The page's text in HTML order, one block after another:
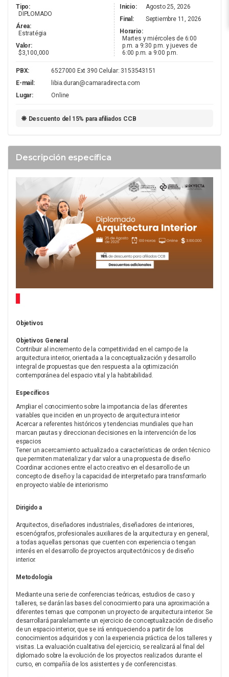
Tipo:
DIPLOMADO
Área:
Estratégia
Valor:
$3,100,000
Inicio:
Agosto 25, 2026
Final:
Septiembre 11, 2026
Horario:
Martes y miércoles de 6:00
p.m. a 9:30 p.m. y jueves de
6:00 p.m. a 9:00 p.m.
PBX:
6527000 Ext 390 Celular: 3153543151
E-mail:
libia.duran@camaradirecta.com
Lugar:
Online
Descuento del 15% para afiliados CCB
Descripción específica
Objetivos
Objetivos General
Contribuir al incremento de la competitividad en el campo de la
arquitectura interior, orientada a la conceptualización y desarrollo
integral de propuestas que den respuesta a la optimización
contemporánea del espacio vital y la habitabilidad.
Específicos
Ampliar el conocimiento sobre la importancia de las diferentes
variables que inciden en un proyecto de arquitectura interior
Acercar a referentes históricos y tendencias mundiales que han
marcan pautas y direccionan decisiones en la intervención de los
espacios
Tener un acercamiento actualizado a características de orden técnico
que permiten materializar y dar valor a una propuesta de diseño
Coordinar acciones entre el acto creativo en el desarrollo de un
concepto de diseño y la capacidad de interpretarlo para transformarlo
en proyecto viable de interiorismo
Dirigido a
Arquitectos, diseñadores industriales, diseñadores de interiores,
escenógrafos, profesionales auxiliares de la arquitectura y en general,
a todas aquellas personas que cuenten con experiencia o tengan
interés en el desarrollo de proyectos arquitectónicos y de diseño
interior.
Metodología
Mediante una serie de conferencias teóricas, estudios de caso y
talleres, se darán las bases del conocimiento para una aproximación a
diferentes temas que componen un proyecto de arquitectura interior. Se
desarrollará paralelamente un ejercicio de conceptualización de diseño
de un espacio interior, que se irá enriqueciendo a partir de los
conocimientos adquiridos y con la experiencia práctica de los talleres y
visitas. La evaluación cualitativa del ejercicio, se realizará al final del
diplomado sobre la evolución de los proyectos realizados durante el
curso, en compañía de los asistentes y de conferencistas.